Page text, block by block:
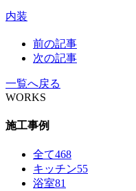
内装
前の記事
次の記事
一覧へ戻る
WORKS
施工事例
全て468
キッチン55
浴室81